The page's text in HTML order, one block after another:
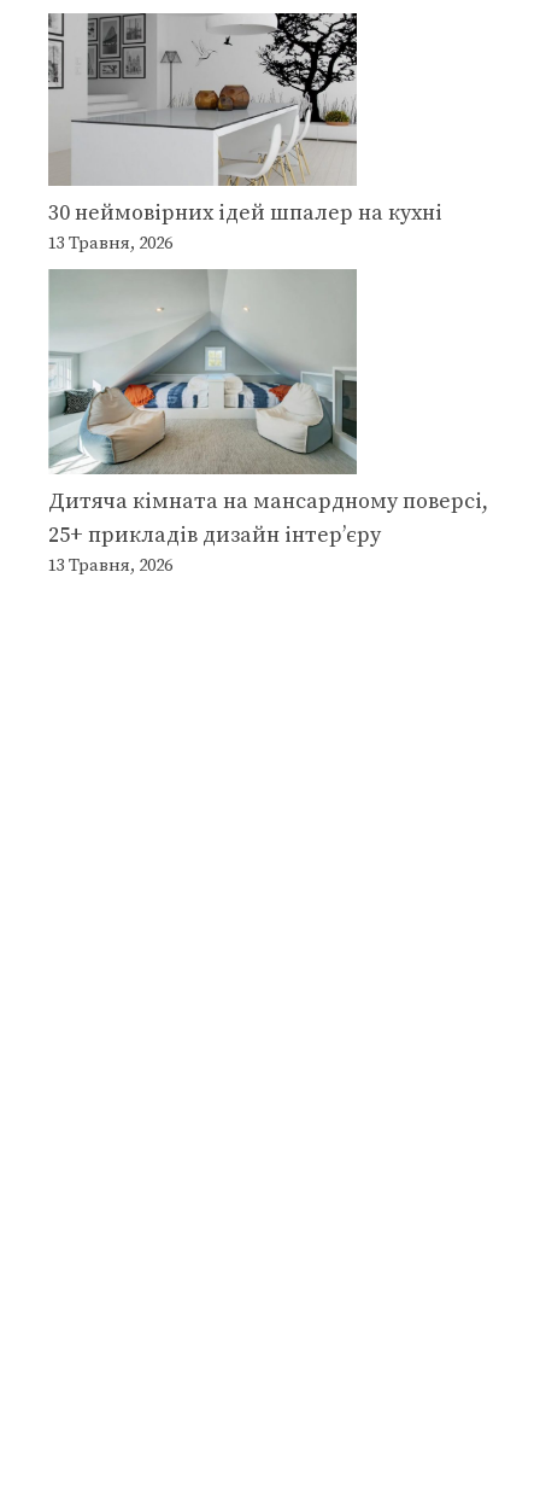
30 неймовірних ідей шпалер на кухні
13 Травня, 2026
Дитяча кімната на мансардному поверсі,
25+ прикладів дизайн інтер’єру
13 Травня, 2026